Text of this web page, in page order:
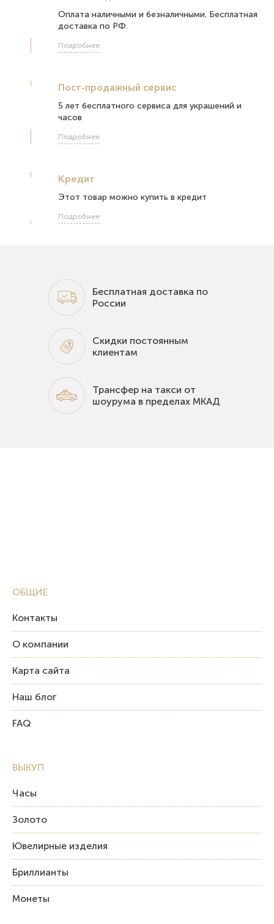
Оплата наличными и безналичными. Бесплатная
доставка по РФ.
Подробнее
Пост-продажный сервис
5 лет бесплатного сервиса для украшений и
часов
Подробнее
Кредит
Этот товар можно купить в кредит
Подробнее
Бесплатная доставка по
России
Скидки постоянным
клиентам
Трансфер на такси от
шоурума в пределах МКАД
ОБЩИЕ
Контакты
О компании
Карта сайта
Наш блог
FAQ
ВЫКУП
Часы
Золото
Ювелирные изделия
Бриллианты
Монеты